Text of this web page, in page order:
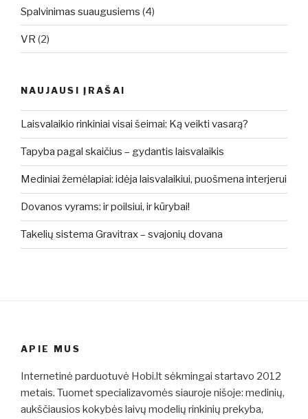
Spalvinimas suaugusiems (4)
VR (2)
NAUJAUSI ĮRAŠAI
Laisvalaikio rinkiniai visai šeimai: Ką veikti vasarą?
Tapyba pagal skaičius – gydantis laisvalaikis
Mediniai žemėlapiai: idėja laisvalaikiui, puošmena interjerui
Dovanos vyrams: ir poilsiui, ir kūrybai!
Takelių sistema Gravitrax – svajonių dovana
APIE MUS
Internetinė parduotuvė Hobi.lt sėkmingai startavo 2012
metais. Tuomet specializavomės siauroje nišoje: medinių,
aukščiausios kokybės laivų modelių rinkinių prekyba,